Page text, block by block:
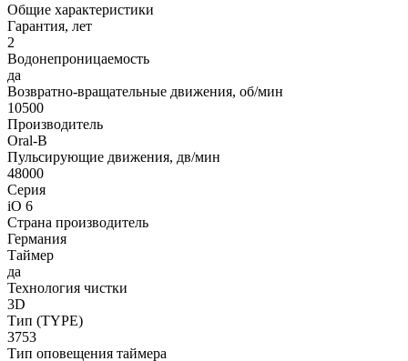
Общие характеристики
Гарантия, лет
2
Водонепроницаемость
да
Возвратно-вращательные движения, об/мин
10500
Производитель
Oral-B
Пульсирующие движения, дв/мин
48000
Серия
iO 6
Страна производитель
Германия
Таймер
да
Технология чистки
3D
Тип (TYPE)
3753
Тип оповещения таймера